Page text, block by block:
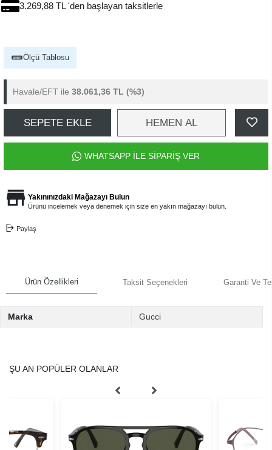
3.269,88 TL 'den başlayan taksitlerle
Ölçü Tablosu
Havale/EFT ile 38.061,36 TL (%3)
SEPETE EKLE HEMEN AL
WHATSAPP İLE SİPARİŞ VER
Yakınınızdaki Mağazayı Bulun
Ürünü incelemek veya denemek için size en yakın mağazayı bulun.
Paylaş
Ürün Özellikleri Taksit Seçenekleri Garanti Ve
Marka Gucci
ŞU AN POPÜLER OLANLAR